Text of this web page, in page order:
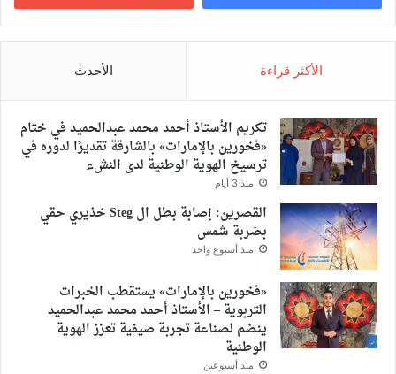
الأكثر قراءة الأحدث
تكريم الأستاذ أحمد محمد عبدالحميد في ختام
«فخورين بالإمارات» بالشارقة تقديرًا لدوره في
ترسيخ الهوية الوطنية لدى النشء
منذ 3 أيام
القصرين: إصابة بطل ال Steg خذيري حقي
بضربة شمس
منذ أسبوع واحد
«فخورين بالإمارات» يستقطب الخبرات
التربوية – الأستاذ أحمد محمد عبدالحميد
ينضم لصناعة تجربة صيفية تعزز الهوية
الوطنية
منذ أسبوعين